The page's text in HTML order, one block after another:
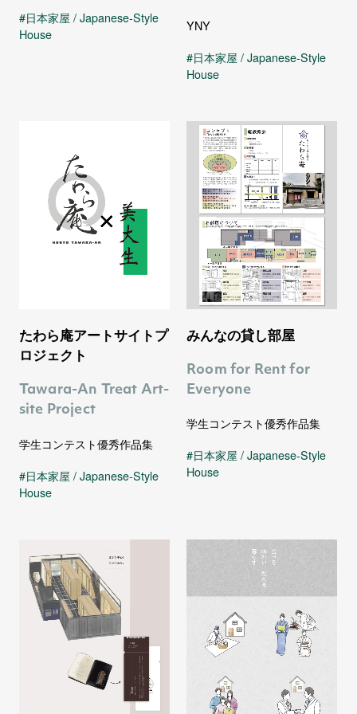
日本家屋 / Japanese-Style
House
YNY
日本家屋 / Japanese-Style
House
たわら庵アートサイトプ
ロジェクト
Tawara-An Treat Art-
site Project
学生コンテスト優秀作品集
日本家屋 / Japanese-Style
House
みんなの貸し部屋
Room for Rent for
Everyone
学生コンテスト優秀作品集
日本家屋 / Japanese-Style
House